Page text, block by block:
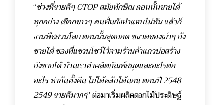
“ช่วงที่ขายดีๆ OTOP สมัยทักษิณ ตอนนั้นขายได้
ทุกอย่าง เชือกขาวๆ คนฟั่นยังทำแทบไม่ทัน แล้วก็
งานพืชสวนโลก ตอนนั้นสุดยอด ขนาดของเก่าๆ ยัง
ขายได้ ของที่แขวนโชว์ไว้ตามร้านค้าแถวบ่อสร้าง
ยังขายได้ บ้านเราทำผลิตภัณฑ์สมุดและอะไรต่อ
อะไร ทำกันทั้งคืน ไม่ได้หลับได้นอน ตอนปี 2548-
2549 ขายดีมากๆ”ต่อมาเริ่มผลิตดอกไม้ประดิษฐ์